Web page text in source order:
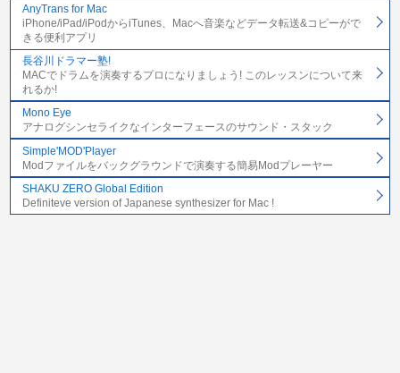
AnyTrans for Mac
iPhone/iPad/iPodからiTunes、Macへ音楽などデータ転送&コピーがで
きる便利アプリ
長谷川ドラマー塾!
MACでドラムを演奏するプロになりましょう! このレッスンについて来
れるか!
Mono Eye
アナログシンセライクなインターフェースのサウンド・スタック
Simple'MOD'Player
Modファイルをバックグラウンドで演奏する簡易Modプレーヤー
SHAKU ZERO Global Edition
Definiteve version of Japanese synthesizer for Mac !